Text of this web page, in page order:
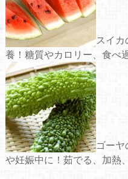
スイカ
養！糖質やカロリー、食べ
ゴーヤ
や妊娠中に！茹でる、加熱